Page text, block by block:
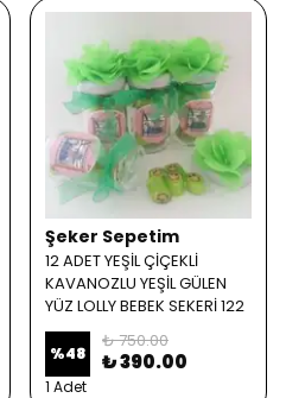
Şeker Sepetim
12 ADET YEŞİL ÇİÇEKLİ
KAVANOZLU YEŞİL GÜLEN
YÜZ LOLLY BEBEK SEKERİ 122
%48
₺ 750.00
₺ 390.00
1 Adet